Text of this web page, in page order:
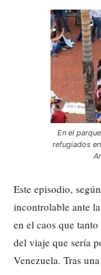
En el
refugiados
Este episodio,
incontrolable ante
en el caos que
del viaje que sería
Venezuela. Tras